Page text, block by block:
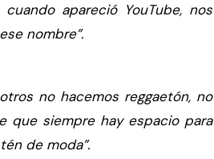
apareció YouTube, nos
nombre”.
no hacemos reggaetón, no
que siempre hay espacio para
de moda”.